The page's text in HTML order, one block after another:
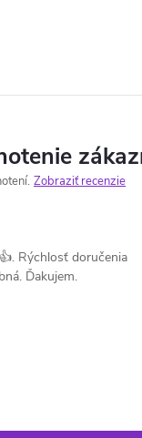
Zobraziť recenzie
Rýchlosť doručenia
Ďakujem.